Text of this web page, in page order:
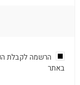
הרשמה לקבלת
באתר